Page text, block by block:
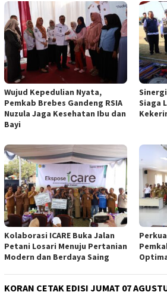
Wujud Kepedulian Nyata,
Pemkab Brebes Gandeng RSIA
Nuzula Jaga Kesehatan Ibu dan
Bayi
Siaga
Kolaborasi ICARE Buka Jalan
Petani Losari Menuju Pertanian
Modern dan Berdaya Saing
KORAN CETAK EDISI JUMAT 07